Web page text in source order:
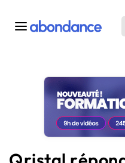
Toutes les actus
Actus SEO
Plateforme
Solutions